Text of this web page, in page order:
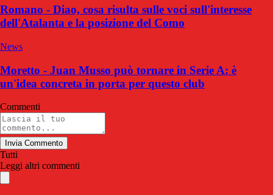
Romano - Diao, cosa risulta sulle voci sull'interesse
dell'Atalanta e la posizione del Como
News
Moretto - Juan Musso può tornare in Serie A: è
un'idea concreta in porta per questo club
Commenti
Invia Commento
Tutti
Leggi altri commenti